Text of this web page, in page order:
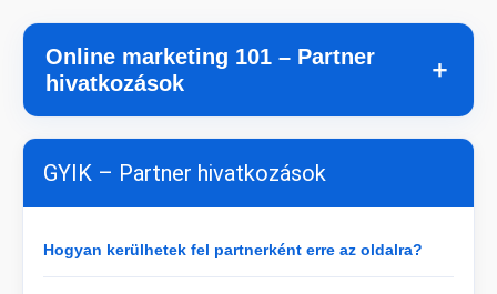
Online marketing 101 – Partner
hivatkozások
＋
GYIK – Partner hivatkozások
Hogyan kerülhetek fel partnerként erre az oldalra?